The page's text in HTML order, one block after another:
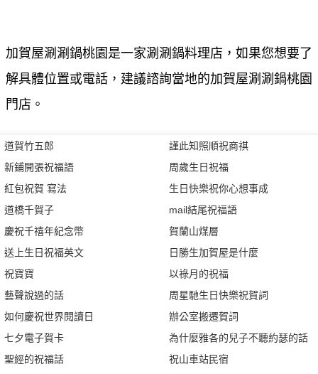
加賀屋涮涮鍋桃園是一家涮涮鍋料理店，如果您想要了
解具體位置或電話，建議諮詢當地的加賀屋涮涮鍋桃園
門店。
道賀竹五郎
新鋪開張祝福語
紅包祝賀 寫法
道橋千賀子
慶祝千禧年紀念幣
送上生日祝福英文
祝寶寶
藝聲說過的話
如何慶祝世界閱讀日
七夕電子賀卡
聖經的祝福話
謹此知照順祝商祺
周歲生日祝福
生日快樂祝你心想事成
mail結尾祝福語
賀蘭山煤層
日勝生加賀屋是什麼
以祿月的祝福
周星馳生日快樂祝賀詞
辦公室搬遷賀詞
為什麼雅各的兒子不聽約瑟的話
祝山車站民宿